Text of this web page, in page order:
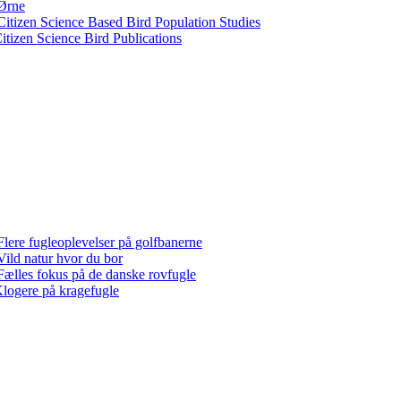
Science Based Bird Population Studies
Science Bird Publications
fugleoplevelser på golfbanerne
natur hvor du bor
fokus på de danske rovfugle
på kragefugle